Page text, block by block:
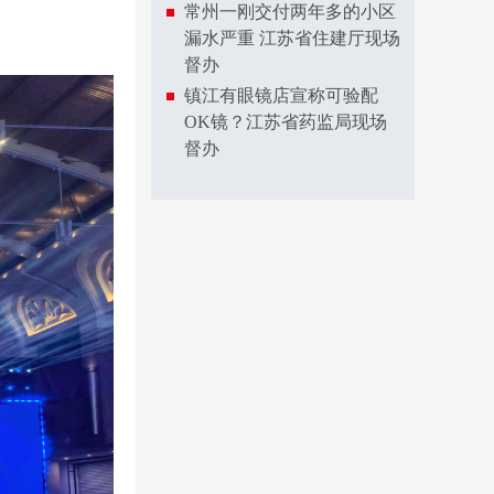
常州一刚交付两年多的小区
漏水严重 江苏省住建厅现场
督办
镇江有眼镜店宣称可验配
OK镜？江苏省药监局现场
督办